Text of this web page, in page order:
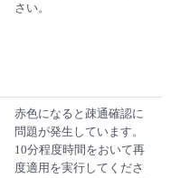
さい。
赤色になると疎通確認に
問題が発生しています。
10分程度時間をおいて再
度適用を実行してくださ